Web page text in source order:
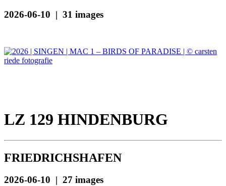
2026-06-10 | 31 images
LZ 129 HINDENBURG
FRIEDRICHSHAFEN
2026-06-10 | 27 images